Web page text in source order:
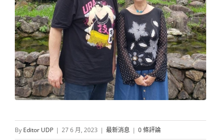
By Editor UDP | 27 6 月, 2023 | 最新消息 | 0 條評論